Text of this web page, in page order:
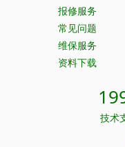
报修服务
常见问题
维保服务
资料下载
技术